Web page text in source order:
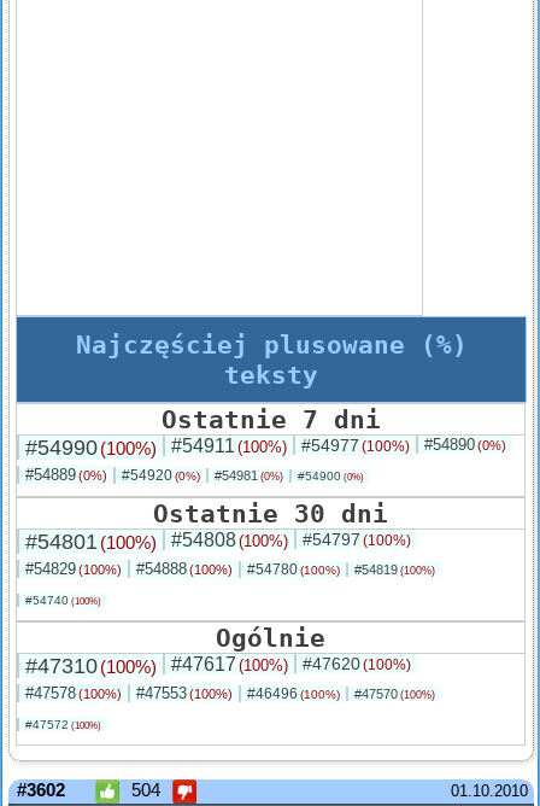
Najczęściej plusowane (%)
teksty
Ostatnie 7 dni
#54990(100%) #54911 (100%) #54977 (100%) #54890(0%)
#54889(0%) #54920(0%) #54981 (0%) #54900 (0%)
Ostatnie 30 dni
#54801(100%) #54808(100%) #54797 (100%)
#54829(100%) #54888(100%) #54780(100%) #54819 (100%)
#54740 (100%)
Ogólnie
#47310(100%) #47617 (100%) #47620(100%)
#47578(100%) #47553(100%) #46496 (100%) #47570 (100%)
#47572 (100%)
01.10.2010
#3602 504